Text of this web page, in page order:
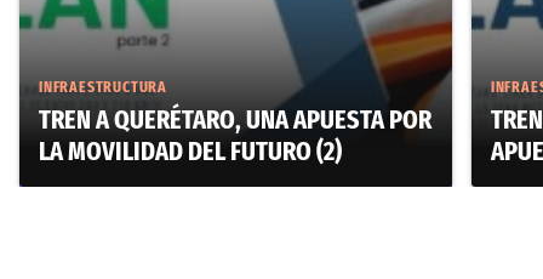
INFRAESTRUCTURA
TREN A QUERÉTARO, UNA APUESTA POR
LA MOVILIDAD DEL FUTURO (2)